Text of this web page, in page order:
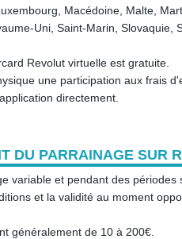
Macédoine, Malte,
Uni, Saint-Marin, Slovaquie,
Revolut virtuelle est gratuite.
une participation aux frais
directement.
DU PARRAINAGE SUR
variable et pendant des périodes
et la validité au moment
généralement de 10 à 200€.